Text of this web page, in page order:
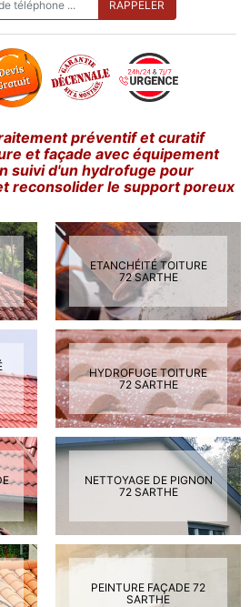
préventif et curatif
et façade avec équipement
suivi d'un hydrofuge pour
reconsolider le support poreux
ETANCHÉITÉ TOITURE
72 SARTHE
HYDROFUGE TOITURE
72 SARTHE
NETTOYAGE DE PIGNON
72 SARTHE
PEINTURE FAÇADE 72
SARTHE